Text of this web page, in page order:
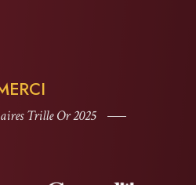
Trille Or 2025